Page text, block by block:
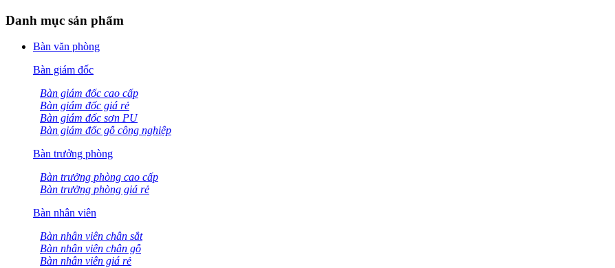
Danh mục sản phẩm
Bàn văn phòng
Bàn giám đốc
Bàn giám đốc cao cấp
Bàn giám đốc giá rẻ
Bàn giám đốc sơn PU
Bàn giám đốc gỗ công nghiệp
Bàn trưởng phòng
Bàn trưởng phòng cao cấp
Bàn trưởng phòng giá rẻ
Bàn nhân viên
Bàn nhân viên chân sắt
Bàn nhân viên chân gỗ
Bàn nhân viên giá rẻ